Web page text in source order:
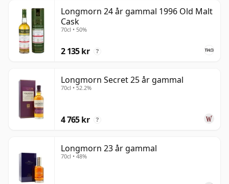
Longmorn 24 år gammal 1996 Old Malt
Cask
70cl • 50%
2 135 kr ?
Longmorn Secret 25 år gammal
70cl • 52.2%
4 765 kr ?
Longmorn 23 år gammal
70cl • 48%